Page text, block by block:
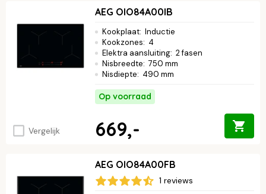
Vergelijk
AEG OIO84A00IB
Kookplaat: Inductie
Kookzones: 4
Elektra aansluiting: 2 fasen
Nisbreedte: 750 mm
Nisdiepte: 490 mm
Op voorraad
669,-
AEG OIO84A00FB
1 reviews